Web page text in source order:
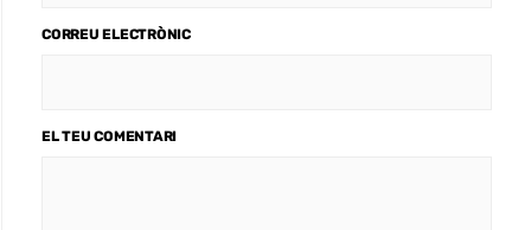
CORREU ELECTRÒNIC
EL TEU COMENTARI